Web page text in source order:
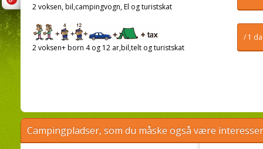
2 voksen, bil,campingvogn, El og turistskat
/ 1
2 voksen+ born 4 og 12 ar,bil,telt og turistskat
Campingpladser, som du måske også være